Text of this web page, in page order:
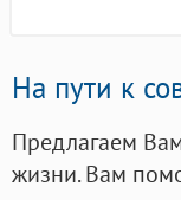
На пути к
Предлагаем
жизни. Вам